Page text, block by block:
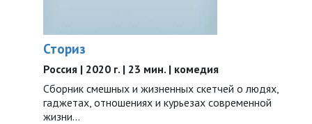
Сториз
Россия | 2020 г. | 23 мин. | комедия
Сборник смешных и жизненных скетчей о людях,
гаджетах, отношениях и курьезах современной
жизни…